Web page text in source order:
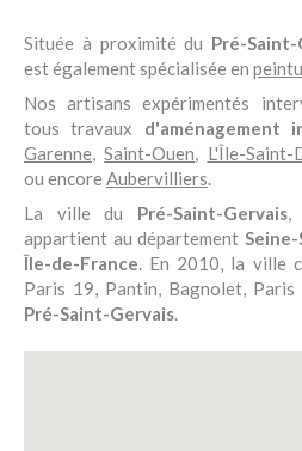
Située à proximité du Pré-Saint-
est également spécialisée en
Nos artisans expérimentés
tous travaux d'aménagement
Garenne,Saint-Ouen, L'Île-Saint-
ou encore Aubervilliers.
La ville du Pré-Saint-Gervais,
appartient au département
Île-de-France. En 2010, la ville
Paris 19, Pantin, Bagnolet,
Pré-Saint-Gervais.